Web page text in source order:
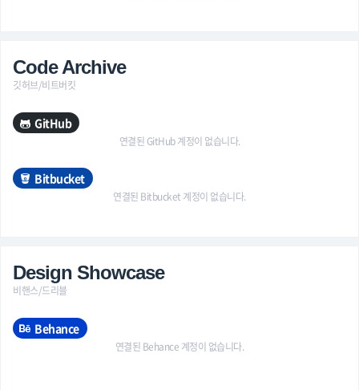
Code Archive
깃허브/비트버킷
GitHub
연결된 GitHub 계정이 없습니다.
Bitbucket
연결된 Bitbucket 계정이 없습니다.
Design Showcase
비핸스/드리블
Behance
연결된 Behance 계정이 없습니다.